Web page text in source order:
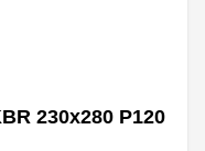
230x280 P120